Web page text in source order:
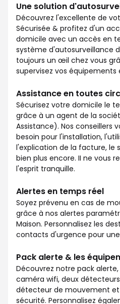
Une solution
Découvrez l'excellente de
Sécurisée & profitez d'un
domicile avec un accès en
système d'autosurveillance
toujours un œil chez vous
supervisez vos
Assistance en toutes
Sécurisez votre domicile le
grâce à un agent de la
Assistance). Nos conseillers
besoin pour l'installation,
l'explication de la facture, le
bien plus encore. II ne vous
l'esprit tranquille.
Alertes en temps réel
Soyez prévenu en cas de
grâce à nos alertes
Maison. Personnalisez les
contacts d'urgence pour
Pack alerte & les
Découvrez notre pack
caméra wifi, deux
détecteur de mouvement
sécurité. Personnalisez